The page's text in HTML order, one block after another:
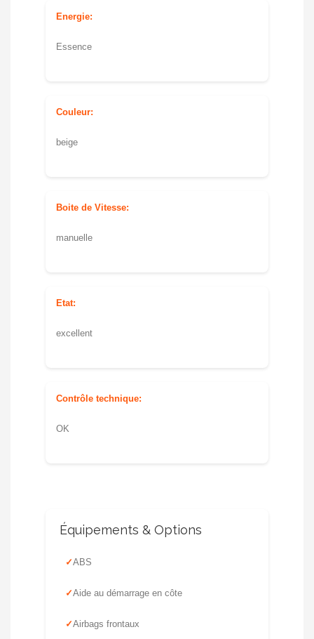
Energie:
Essence
Couleur:
beige
Boite de Vitesse:
manuelle
Etat:
excellent
Contrôle technique:
OK
Équipements & Options
ABS
Aide au démarrage en côte
Airbags frontaux